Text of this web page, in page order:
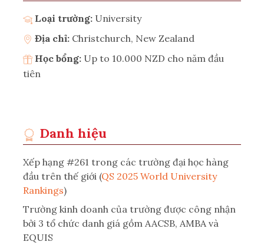
Loại trường: University
Địa chỉ: Christchurch, New Zealand
Học bổng: Up to 10.000 NZD cho năm đầu
tiên
Danh hiệu
Xếp hạng #261 trong các trường đại học hàng
đầu trên thế giới (QS 2025 World University
Rankings)
Trường kinh doanh của trường được công nhận
bởi 3 tổ chức danh giá gồm AACSB, AMBA và
EQUIS